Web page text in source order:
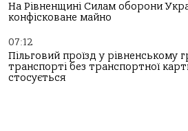
На Рівненщині Силам оборони
конфісковане майно
07:12
Пільговий проїзд у рівненському
транспорті без транспортної
стосується